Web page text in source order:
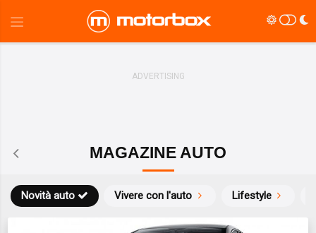
MAGAZINE AUTO
Novità auto Vivere con l'auto Lifestyle